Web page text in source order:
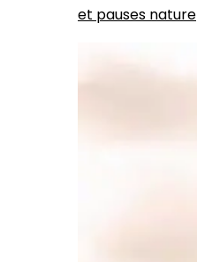
et pauses nature